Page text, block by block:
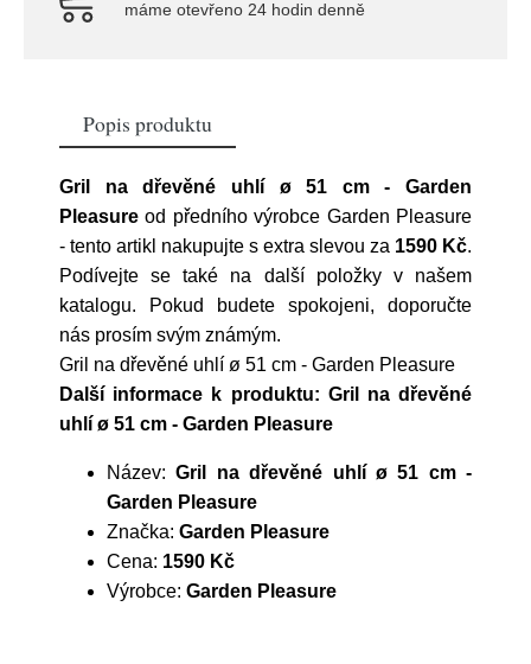
máme otevřeno 24 hodin denně
Popis produktu
Gril na dřevěné uhlí ø 51 cm - Garden
Pleasure od předního výrobce Garden Pleasure
- tento artikl nakupujte s extra slevou za 1590 Kč.
Podívejte se také na další položky v našem
katalogu. Pokud budete spokojeni, doporučte
nás prosím svým známým.
Gril na dřevěné uhlí ø 51 cm - Garden Pleasure
Další informace k produktu: Gril na dřevěné
uhlí ø 51 cm - Garden Pleasure
Název:Gril na dřevěné uhlí ø 51 cm -
Garden Pleasure
Značka: Garden Pleasure
Cena: 1590 Kč
Výrobce: Garden Pleasure